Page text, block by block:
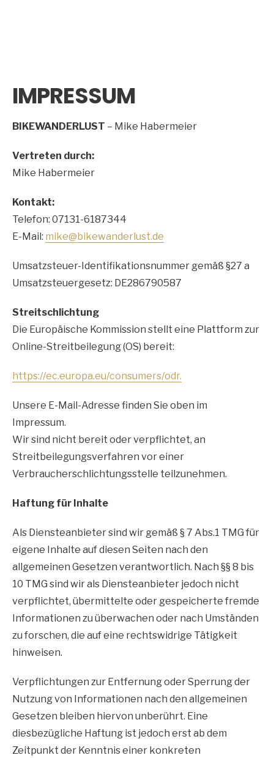
IMPRESSUM
BIKEWANDERLUST – Mike Habermeier
Vertreten durch:
Mike Habermeier
Kontakt:
Telefon: 07131-6187344
E-Mail: mike@bikewanderlust.de
Umsatzsteuer-Identifikationsnummer gemäß §27 a
Umsatzsteuergesetz: DE286790587
Streitschlichtung
Die Europäische Kommission stellt eine Plattform zur
Online-Streitbeilegung (OS) bereit:
https://ec.europa.eu/consumers/odr.
Unsere E-Mail-Adresse finden Sie oben im
Impressum.
Wir sind nicht bereit oder verpflichtet, an
Streitbeilegungsverfahren vor einer
Verbraucherschlichtungsstelle teilzunehmen.
Haftung für Inhalte
Als Diensteanbieter sind wir gemäß § 7 Abs.1 TMG für
eigene Inhalte auf diesen Seiten nach den
allgemeinen Gesetzen verantwortlich. Nach §§ 8 bis
10 TMG sind wir als Diensteanbieter jedoch nicht
verpflichtet, übermittelte oder gespeicherte fremde
Informationen zu überwachen oder nach Umständen
zu forschen, die auf eine rechtswidrige Tätigkeit
hinweisen.
Verpflichtungen zur Entfernung oder Sperrung der
Nutzung von Informationen nach den allgemeinen
Gesetzen bleiben hiervon unberührt. Eine
diesbezügliche Haftung ist jedoch erst ab dem
Zeitpunkt der Kenntnis einer konkreten